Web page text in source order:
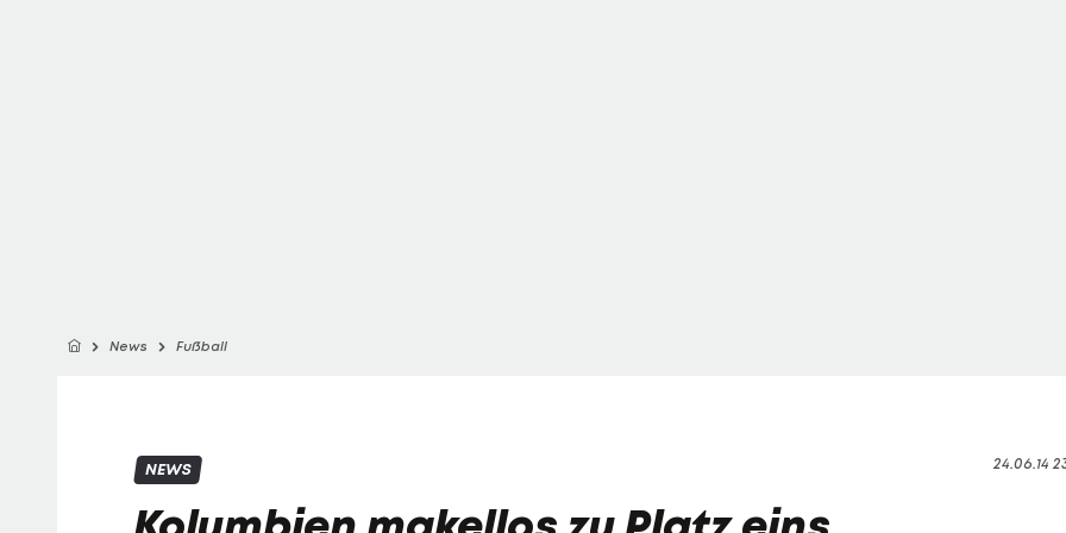
News Fußball
24.06.14
NEWS